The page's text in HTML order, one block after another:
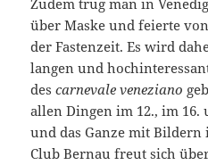
Zudem trug man in
über Maske und feierte
der Fastenzeit. Es wird
langen und
descarnevale veneziano
allen Dingen im 12., im 16.
und das Ganze mit
Club Bernau freut sich